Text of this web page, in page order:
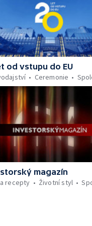
od vstupu do EU
Ceremonie
magazín
recepty
Životní styl